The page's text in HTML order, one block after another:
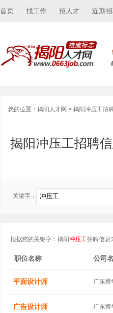
首页 找工作 招人才 近期
您的位置： 揭阳人才网 > 揭阳冲压工招
揭阳冲压工招聘
关键字：
根据您的关键字：揭阳冲压工招聘信息
职位名称 公司
平面设计师 广东博
广告设计师 广东博